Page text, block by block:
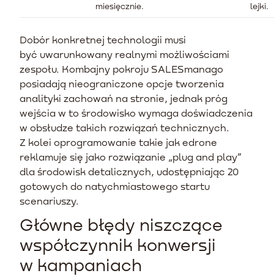
miesięcznie.
lejki.
Dobór konkretnej technologii musi
być uwarunkowany realnymi możliwościami
zespołu. Kombajny pokroju SALESmanago
posiadają nieograniczone opcje tworzenia
analityki zachowań na stronie, jednak próg
wejścia w to środowisko wymaga doświadczenia
w obsłudze takich rozwiązań technicznych.
Z kolei oprogramowanie takie jak edrone
reklamuje się jako rozwiązanie „plug and play”
dla środowisk detalicznych, udostępniając 20
gotowych do natychmiastowego startu
scenariuszy.
Główne błędy niszczące
współczynnik konwersji
w kampaniach